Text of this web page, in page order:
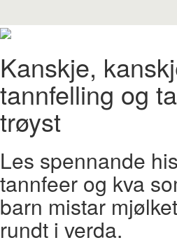
Kanskje,
tannfelling og
trøyst
Les spennande
tannfeer og kva
barn mistar
rundt i verda.